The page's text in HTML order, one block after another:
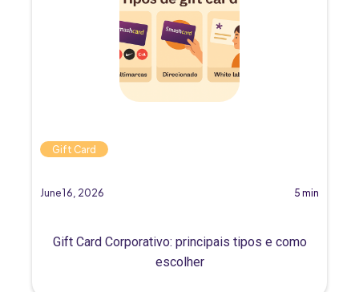
Gift Card
June 16, 2026 5 min
Gift Card Corporativo: principais tipos e como
escolher